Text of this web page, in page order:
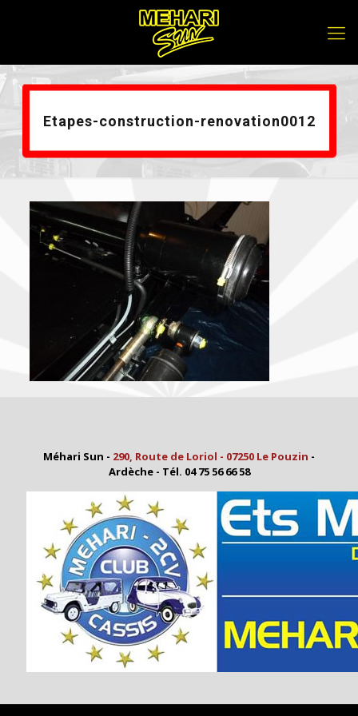
Etapes-construction-renovation0012
Méhari Sun - 290, Route de Loriol - 07250 Le Pouzin -
Ardèche - Tél. 04 75 56 66 58